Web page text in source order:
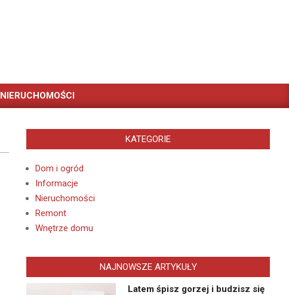
NIERUCHOMOŚCI
KATEGORIE
Dom i ogród
Informacje
Nieruchomości
Remont
Wnętrze domu
NAJNOWSZE ARTYKUŁY
Latem śpisz gorzej i budzisz się